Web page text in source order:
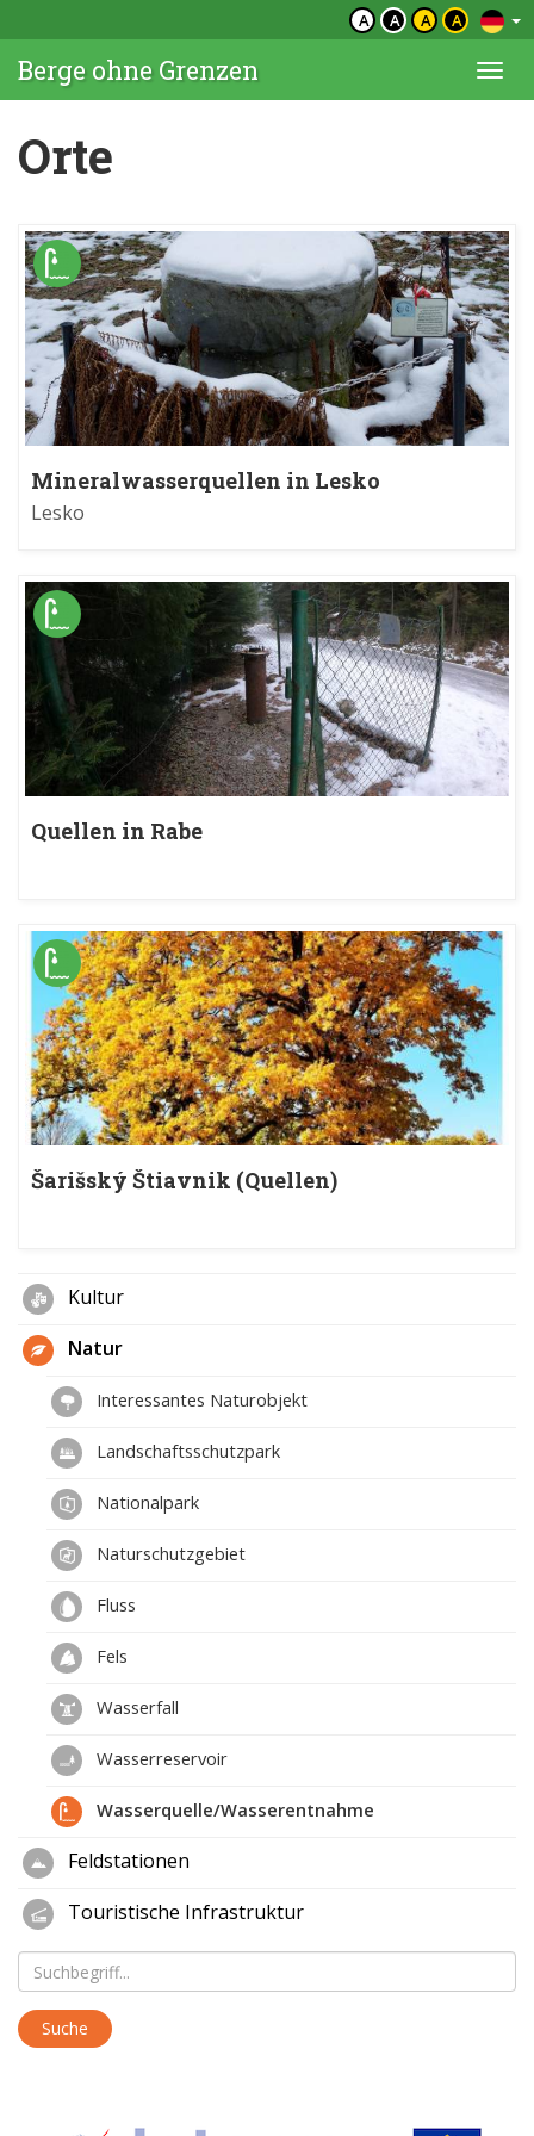
A A A A
Berge ohne Grenzen
Orte
Mineralwasserquellen in Lesko
Lesko
Quellen in Rabe
Šarišský Štiavnik (Quellen)
Kultur
Natur
Interessantes Naturobjekt
Landschaftsschutzpark
Nationalpark
Naturschutzgebiet
Fluss
Fels
Wasserfall
Wasserreservoir
Wasserquelle/Wasserentnahme
Feldstationen
Touristische Infrastruktur